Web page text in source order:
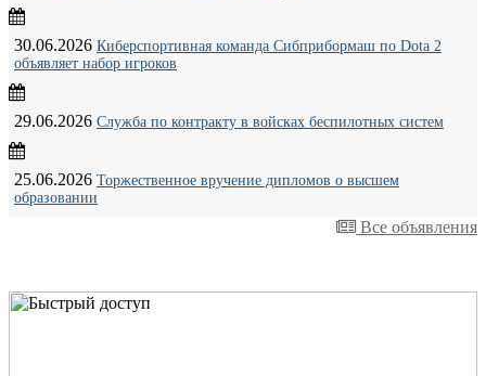
30.06.2026 Киберспортивная команда Сибприбормаш по Dota 2
объявляет набор игроков
29.06.2026 Служба по контракту в войсках беспилотных систем
25.06.2026 Торжественное вручение дипломов о высшем
образовании
Все объявления